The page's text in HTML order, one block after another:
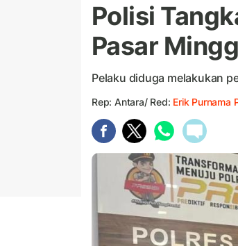
Polisi
Pasar
Pelaku diduga melakukan
Rep: Antara/ Red: Erik Purnama